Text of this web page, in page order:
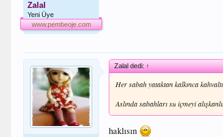
Zalal
Yeni Üye
www.pembeoje.com
Zalal dedi:↑
Her sabah yataktan kalkınca
Aslında sabahları su içmeyi
haklısın